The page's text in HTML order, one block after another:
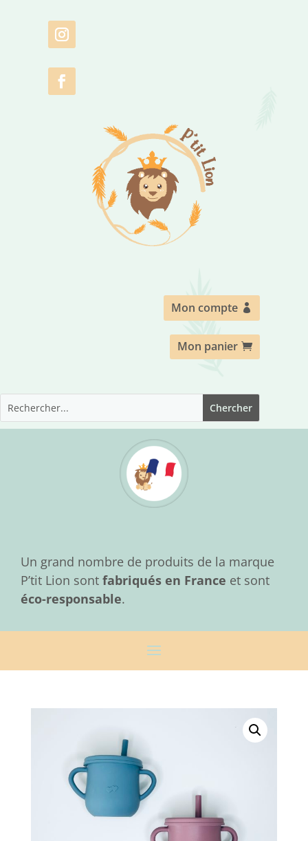
Mon compte
Mon panier
Un grand nombre de produits de la marque
P’tit Lion sont fabriqués en France et sont
éco-responsable.